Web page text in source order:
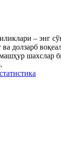
– энг
долзарб
шахслар